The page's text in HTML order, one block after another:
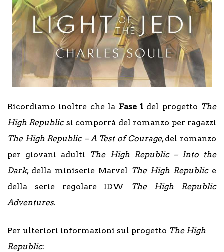
Ricordiamo inoltre che la Fase 1del progetto The
High Republic si comporrà del romanzo per ragazzi
The High Republic – A Test of Courage, del romanzo
per giovani adulti The High Republic – Into the
Dark, della miniserie Marvel The High Republic e
della serie regolare IDW The High Republic
Adventures.
Per ulteriori informazioni sul progetto The High
Republic: